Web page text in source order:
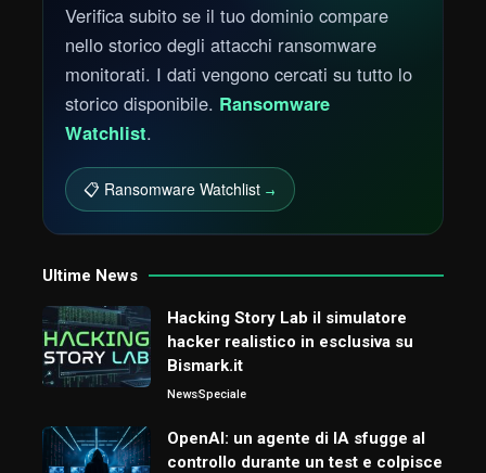
Verifica subito se il tuo dominio compare
nello storico degli attacchi ransomware
monitorati. I dati vengono cercati su tutto lo
storico disponibile. Ransomware
Watchlist.
📋 Ransomware Watchlist →
Ultime News
Hacking Story Lab il simulatore
hacker realistico in esclusiva su
Bismark.it
NewsSpeciale
OpenAI: un agente di IA sfugge al
controllo durante un test e colpisce